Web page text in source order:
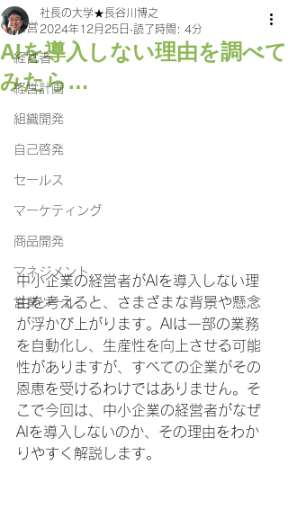
経営
経営者
経営計画
組織開発
自己啓発
セールス
マーケティング
商品開発
マネジメント
営業ツール
AIを導入しない理由を調べて
みたら…
社長の大学★長谷川博之
2024年12月25日 読了時間: 4分
中小企業の経営者がAIを導入しない理
由を考えると、さまざまな背景や懸念
が浮かび上がります。AIは一部の業務
を自動化し、生産性を向上させる可能
性がありますが、すべての企業がその
恩恵を受けるわけではありません。そ
こで今回は、中小企業の経営者がなぜ
AIを導入しないのか、その理由をわか
りやすく解説します。